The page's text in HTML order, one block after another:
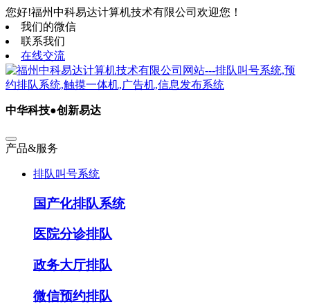
您好!福州中科易达计算机技术有限公司欢迎您！
我们的微信
联系我们
在线交流
中华科技●创新易达
产品&服务
排队叫号系统
国产化排队系统
医院分诊排队
政务大厅排队
微信预约排队